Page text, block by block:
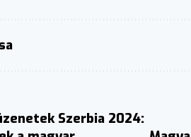
Szerbia 2024: